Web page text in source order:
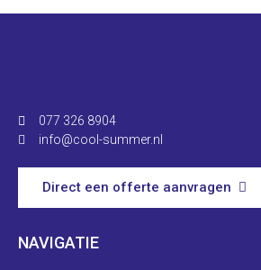
077 326 8904
info@cool-summer.nl
Direct een offerte aanvragen
NAVIGATIE